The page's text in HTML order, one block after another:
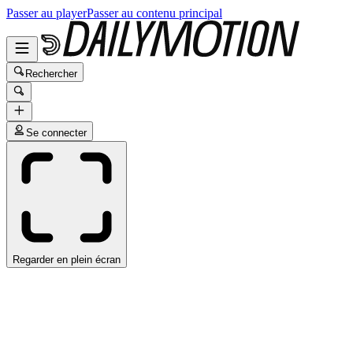
Passer au playerPasser au contenu principal
Rechercher
Se connecter
Regarder en plein écran